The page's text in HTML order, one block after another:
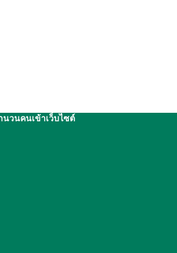
นวนคนเข้าเว็บไซต์